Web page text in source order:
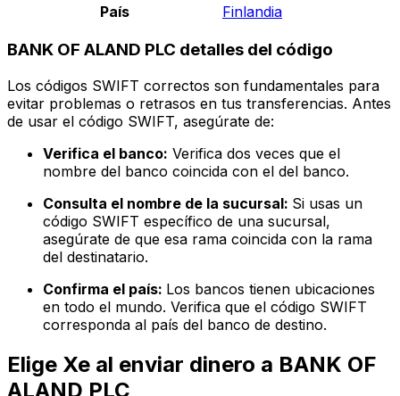
País
Finlandia
BANK OF ALAND PLC detalles del código
Los códigos SWIFT correctos son fundamentales para
evitar problemas o retrasos en tus transferencias. Antes
de usar el código SWIFT, asegúrate de:
Verifica el banco: Verifica dos veces que el
nombre del banco coincida con el del banco.
Consulta el nombre de la sucursal: Si usas un
código SWIFT específico de una sucursal,
asegúrate de que esa rama coincida con la rama
del destinatario.
Confirma el país: Los bancos tienen ubicaciones
en todo el mundo. Verifica que el código SWIFT
corresponda al país del banco de destino.
Elige Xe al enviar dinero a BANK OF
ALAND PLC